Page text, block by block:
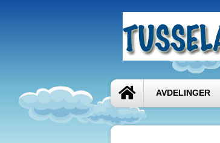
AVDELINGER